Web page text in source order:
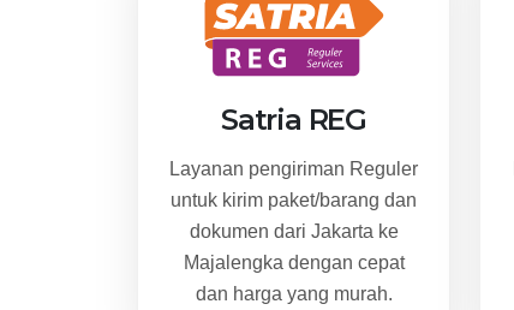
Satria REG
Layanan pengiriman Reguler
untuk kirim paket/barang dan
dokumen dari Jakarta ke
Majalengka dengan cepat
dan harga yang murah.